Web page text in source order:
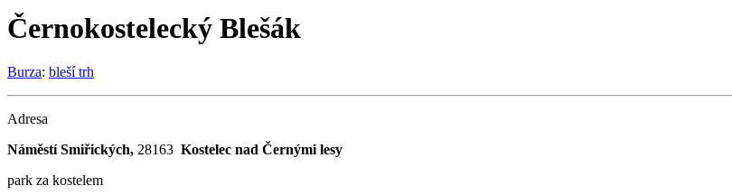
Černokostelecký Blešák
Burza: bleší trh
Adresa
Náměstí Smiřických, 28163 Kostelec nad Černými lesy
park za kostelem